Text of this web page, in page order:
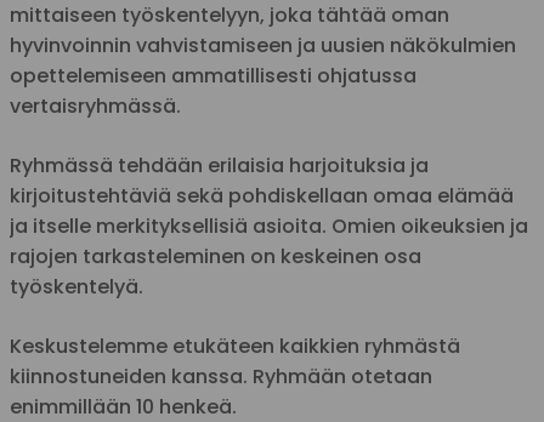
mittaiseen työskentelyyn, joka tähtää oman
hyvinvoinnin vahvistamiseen ja uusien näkökulmien
opettelemiseen ammatillisesti ohjatussa
vertaisryhmässä.
Ryhmässä tehdään erilaisia harjoituksia ja
kirjoitustehtäviä sekä pohdiskellaan omaa elämää
ja itselle merkityksellisiä asioita. Omien oikeuksien ja
rajojen tarkasteleminen on keskeinen osa
työskentelyä.
Keskustelemme etukäteen kaikkien ryhmästä
kiinnostuneiden kanssa. Ryhmään otetaan
enimmillään 10 henkeä.